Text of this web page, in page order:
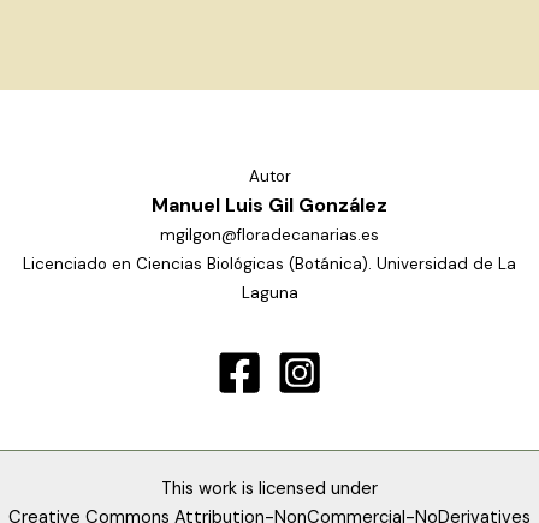
Autor
Manuel Luis Gil González
mgilgon@floradecanarias.es
Licenciado en Ciencias Biológicas (Botánica). Universidad de La
Laguna
This work is licensed under
Creative Commons Attribution-NonCommercial-NoDerivatives